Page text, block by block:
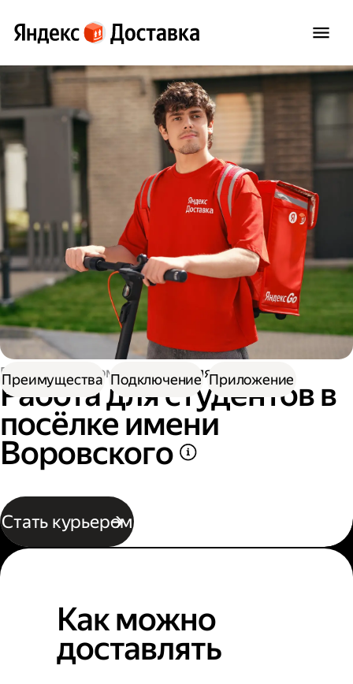
Работа курьером Работа для студентов
Работа для студентов в
посёлке имени
Воровского
Стать курьером
Преимущества Подключение Приложение
Как можно
доставлять